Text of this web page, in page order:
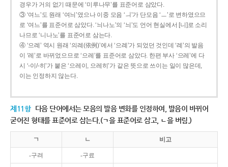
경우가 거의 없기 때문에 ‘미루나무’를 표준어로 삼았다.
③ ‘여느’도 원래 ‘여늬’였으나 이중 모음 ‘ㅢ’가 단모음 ‘ㅡ’로 변하였으므
로 ‘여느’를 표준어로 삼았다. ‘늬나노’의 ‘늬’도 언어 현실에서 [니]로 소리
나므로 ‘니나노’를 표준어로 삼는다.
④ ‘으례’ 역시 원래 ‘의례(依例)’에서 ‘으례’가 되었던 것인데 ‘례’의 발음
이 ‘레’로 바뀌었으므로 ‘으레’를 표준어로 삼았다. 한편 부사 ‘으레’에 다
시 ‘-이/-히’가 붙은 ‘으레이, 으레히’가 같은 뜻으로 쓰이는 일이 많은데,
이는 인정하지 않는다.
제11항 다음 단어에서는 모음의 발음 변화를 인정하여, 발음이 바뀌어
굳어진 형태를 표준어로 삼는다.(ㄱ을 표준어로 삼고, ㄴ을 버림.)
ㄱ ㄴ 비고
-구려 -구료